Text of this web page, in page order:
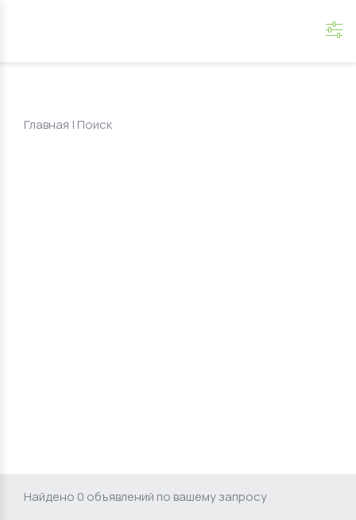
Главная | Поиск
Найдено 0 объявлений по вашему запросу